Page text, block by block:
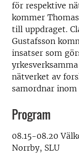
för respektive
kommer
till uppdraget.
Gustafsson
insatser som
nätverket av
samordnar
Program
08.15-08.20
Norrby, SLU